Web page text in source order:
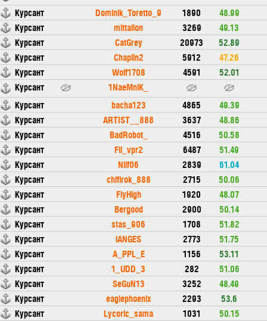
Курсант
Dominik_Toretto_9 1890
48.99
Курсант
mittalion 3269
49.13
Курсант
CatGrey 20973
52.89
Курсант
Chaplin2 5912
47.26
Курсант
Wolf1708 4591
52.01
Курсант
1NaeMniK_
Курсант
bacha123 4865
49.39
Курсант
ARTIST__888 3637
48.86
Курсант
BadRobot_ 4516
50.58
Курсант
Fil_vpr2 6487
51.49
Курсант
Nilf06 2839
61.04
Курсант
chifirok_888 2715
50.06
Курсант
FlyHigh 1920
48.07
Курсант
Bergood 2900
50.14
Курсант
stas_906 1708
51.82
Курсант
iANGES 2773
51.75
Курсант
A_PPL_E 1156
53.11
Курсант
1_UDD_3 282
51.06
Курсант
SeGuN13 3252
48.49
Курсант
eaglephoenix 2293
53.6
Курсант
Lycoric_sama 1031
50.15